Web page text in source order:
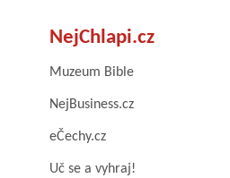
NejChlapi.cz
Muzeum Bible
NejBusiness.cz
eČechy.cz
Uč se a vyhraj!